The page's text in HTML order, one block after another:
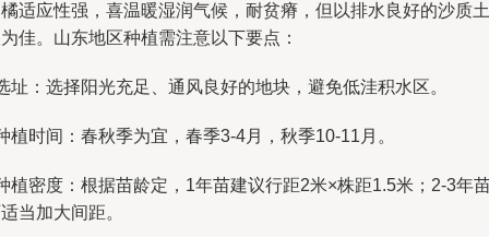
适应性强，喜温暖湿润气候，耐贫瘠，但以排水良好的沙质土
佳。山东地区种植需注意以下要点：
址：选择阳光充足、通风良好的地块，避免低洼积水区。
植时间：春秋季为宜，春季3-4月，秋季10-11月。
植密度：根据苗龄定，1年苗建议行距2米×株距1.5米；2-3年
当加大间距。